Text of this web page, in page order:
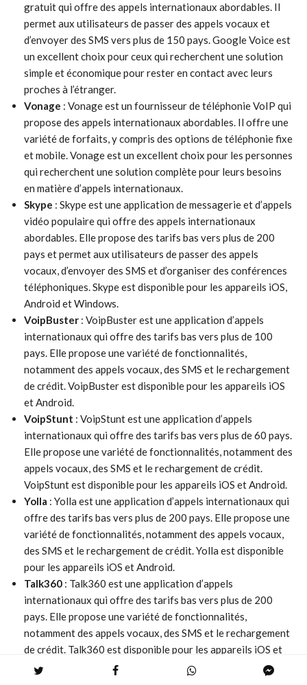
gratuit qui offre des appels internationaux abordables. Il
permet aux utilisateurs de passer des appels vocaux et
d’envoyer des SMS vers plus de 150 pays. Google Voice est
un excellent choix pour ceux qui recherchent une solution
simple et économique pour rester en contact avec leurs
proches à l’étranger.
Vonage : Vonage est un fournisseur de téléphonie VoIP qui
propose des appels internationaux abordables. Il offre une
variété de forfaits, y compris des options de téléphonie fixe
et mobile. Vonage est un excellent choix pour les personnes
qui recherchent une solution complète pour leurs besoins
en matière d’appels internationaux.
Skype : Skype est une application de messagerie et d’appels
vidéo populaire qui offre des appels internationaux
abordables. Elle propose des tarifs bas vers plus de 200
pays et permet aux utilisateurs de passer des appels
vocaux, d’envoyer des SMS et d’organiser des conférences
téléphoniques. Skype est disponible pour les appareils iOS,
Android et Windows.
VoipBuster : VoipBuster est une application d’appels
internationaux qui offre des tarifs bas vers plus de 100
pays. Elle propose une variété de fonctionnalités,
notamment des appels vocaux, des SMS et le rechargement
de crédit. VoipBuster est disponible pour les appareils iOS
et Android.
VoipStunt : VoipStunt est une application d’appels
internationaux qui offre des tarifs bas vers plus de 60 pays.
Elle propose une variété de fonctionnalités, notamment des
appels vocaux, des SMS et le rechargement de crédit.
VoipStunt est disponible pour les appareils iOS et Android.
Yolla : Yolla est une application d’appels internationaux qui
offre des tarifs bas vers plus de 200 pays. Elle propose une
variété de fonctionnalités, notamment des appels vocaux,
des SMS et le rechargement de crédit. Yolla est disponible
pour les appareils iOS et Android.
Talk360 : Talk360 est une application d’appels
internationaux qui offre des tarifs bas vers plus de 200
pays. Elle propose une variété de fonctionnalités,
notamment des appels vocaux, des SMS et le rechargement
de crédit. Talk360 est disponible pour les appareils iOS et
Android.